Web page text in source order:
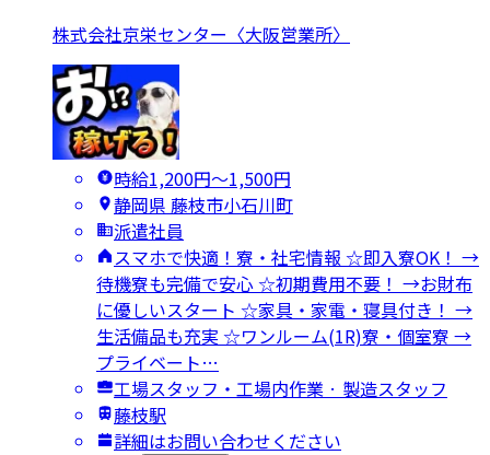
株式会社京栄センター〈大阪営業所〉
時給1,200円〜1,500円
静岡県 藤枝市小石川町
派遣社員
スマホで快適！寮・社宅情報 ☆即入寮OK！ →
待機寮も完備で安心 ☆初期費用不要！ →お財布
に優しいスタート ☆家具・家電・寝具付き！ →
生活備品も充実 ☆ワンルーム(1R)寮・個室寮 →
プライベート…
工場スタッフ・工場内作業 · 製造スタッフ
藤枝駅
詳細はお問い合わせください